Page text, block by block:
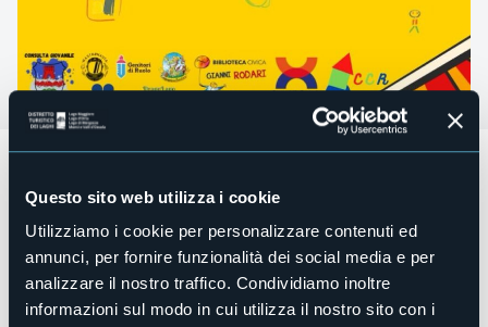
Questo sito web utilizza i cookie
Utilizziamo i cookie per personalizzare contenuti ed
annunci, per fornire funzionalità dei social media e per
analizzare il nostro traffico. Condividiamo inoltre
informazioni sul modo in cui utilizza il nostro sito con i
spazio Forum di Parco Maulini, 1 di Omegna si aprirà il
festival di Arte e Cultura "In cielo e in terra"
proiezioni, workshop di taglio e cucito cosplay, make up per
cosplay, pittura, tecniche di lavorazione del Foam ( da
gomma piuma a Batman).
Sabato ore 20.30 Proiezione "La città incantata"